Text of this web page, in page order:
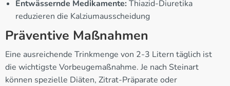
Entwässernde Medikamente: Thiazid-Diuretika
reduzieren die Kalziumausscheidung
Präventive Maßnahmen
Eine ausreichende Trinkmenge von 2-3 Litern täglich ist
die wichtigste Vorbeugemaßnahme. Je nach Steinart
können spezielle Diäten, Zitrat-Präparate oder